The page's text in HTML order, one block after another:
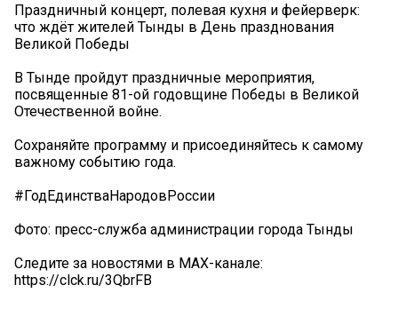
Праздничный концерт, полевая кухня и фейерверк:
что ждёт жителей Тынды в День празднования
Великой Победы
В Тынде пройдут праздничные мероприятия,
посвященные 81-ой годовщине Победы в Великой
Отечественной войне.
Сохраняйте программу и присоединяйтесь к самому
важному событию года.
#ГодЕдинстваНародовРоссии
Фото: пресс-служба администрации города Тынды
Следите за новостями в MAX-канале:
https://clck.ru/3QbrFB